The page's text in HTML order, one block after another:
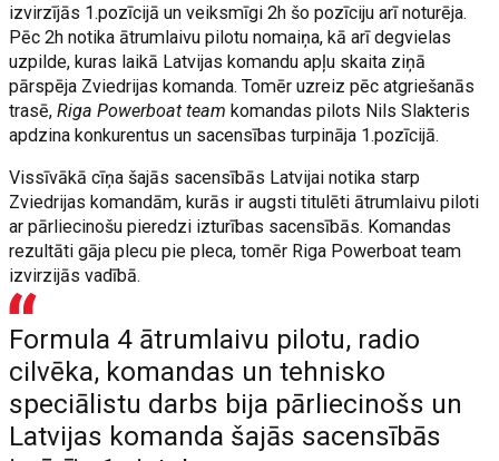
izvirzījās 1.pozīcijā un veiksmīgi 2h šo pozīciju arī noturēja.
Pēc 2h notika ātrumlaivu pilotu nomaiņa, kā arī degvielas
uzpilde, kuras laikā Latvijas komandu apļu skaita ziņā
pārspēja Zviedrijas komanda. Tomēr uzreiz pēc atgriešanās
trasē,Riga Powerboat team komandas pilots Nils Slakteris
apdzina konkurentus un sacensības turpināja 1.pozīcijā.
Vissīvākā cīņa šajās sacensībās Latvijai notika starp
Zviedrijas komandām, kurās ir augsti titulēti ātrumlaivu piloti
ar pārliecinošu pieredzi izturības sacensībās. Komandas
rezultāti gāja plecu pie pleca, tomēr Riga Powerboat team
izvirzijās vadībā.
Formula 4 ātrumlaivu pilotu, radio
cilvēka, komandas un tehnisko
speciālistu darbs bija pārliecinošs un
Latvijas komanda šajās sacensībās